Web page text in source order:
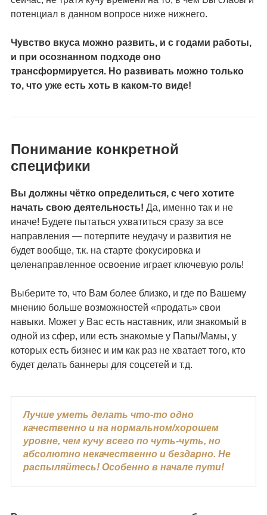
потенциал в данном вопросе ниже нижнего.
Чувство вкуса можно развить, и с годами работы,
и при осознанном подходе оно
трансформируется. Но развивать можно только
то, что уже есть хоть в каком-то виде!
Понимание конкретной
специфики
Вы должны чётко определиться, с чего хотите
начать свою деятельность! Да, именно так и не
иначе! Будете пытаться ухватиться сразу за все
направления — потерпите неудачу и развития не
будет вообще, т.к. на старте фокусировка и
целенаправленное освоение играет ключевую роль!
Выберите то, что Вам более близко, и где по Вашему
мнению больше возможностей «продать» свои
навыки. Может у Вас есть наставник, или знакомый в
одной из сфер, или есть знакомые у Папы/Мамы, у
которых есть бизнес и им как раз не хватает того, кто
будет делать баннеры для соцсетей и т.д.
Лучше уметь делать что-то одно
качественно и на нормальном/хорошем
уровне, чем кучу всего по чуть-чуть, но
абсолютно некачественно и бездарно. Не
распыляйтесь! Особенно в начале пути!